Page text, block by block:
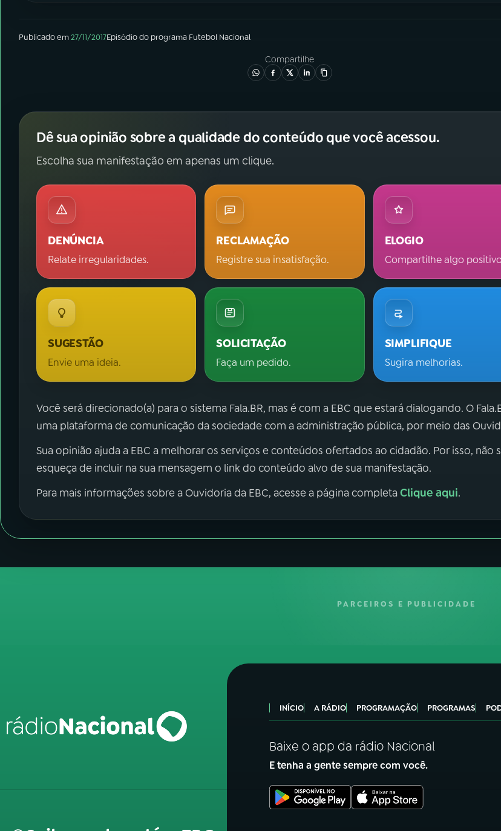
Publicado em27/11/2017Episódiodo programa Futebol Nacional
Compartilhe
Dê sua opinião sobre a qualidade do conteúdo que você acessou.
Escolha sua manifestação em apenas um clique.
DENÚNCIA
Relate irregularidades.
RECLAMAÇÃO
Registre sua insatisfação.
ELOGIO
Compartilhe algo
SUGESTÃO
Envie uma ideia.
SOLICITAÇÃO
Faça um pedido.
SIMPLIFIQUE
Sugira melhorias.
Você será direcionado(a) para o sistema Fala.BR, mas é com a EBC que estará dialogando. O
uma plataforma de comunicação da sociedade com a administração pública, por meio das
Sua opinião ajuda a EBC a melhorar os serviços e conteúdos ofertados ao cidadão. Por isso, não
esqueça de incluir na sua mensagem o link do conteúdo alvo de sua manifestação.
Para mais informações sobre a Ouvidoria da EBC, acesse a página completaClique aqui.
PARCEIROS E PUBLICIDADE
INÍCIO A RÁDIO PROGRAMAÇÃO PROGRAMAS
Baixe o app da rádio Nacional
E tenha a gente sempre com você.